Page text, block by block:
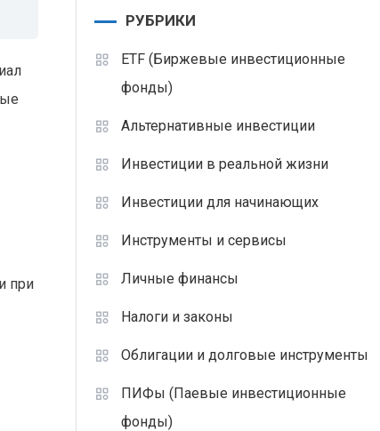
при
РУБРИКИ
ETF (Биржевые инвестиционные
фонды)
Альтернативные инвестиции
Инвестиции в реальной жизни
Инвестиции для начинающих
Инструменты и сервисы
Личные финансы
Налоги и законы
Облигации и долговые инструменты
ПИФы (Паевые инвестиционные
фонды)